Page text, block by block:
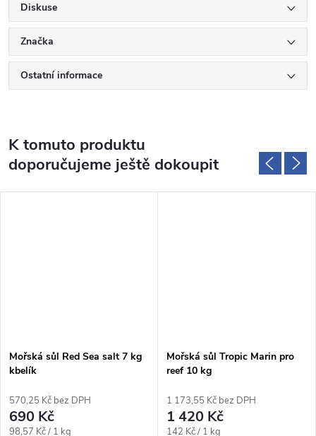
Diskuse
Značka
Ostatní informace
K tomuto produktu
doporučujeme ještě dokoupit
Mořská sůl Red Sea salt 7 kg
kbelík
570,25 Kč bez DPH
690 Kč
Měrná
98,57 Kč / 1 kg
Mořská sůl Tropic Marin pro
reef 10 kg
1 173,55 Kč bez DPH
1 420 Kč
Měrná
142 Kč / 1 kg